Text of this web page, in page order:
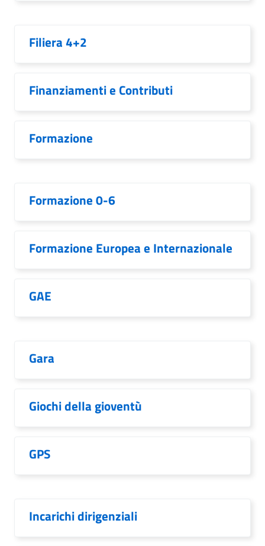
Filiera 4+2
Finanziamenti e Contributi
Formazione
Formazione 0-6
Formazione Europea e Internazionale
GAE
Gara
Giochi della gioventù
GPS
Incarichi dirigenziali